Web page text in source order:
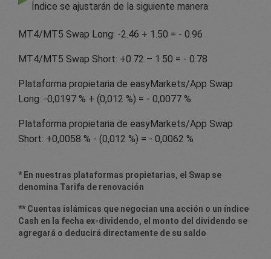
Índice se ajustarán de la siguiente manera:
MT4/MT5 Swap Long: -2.46 + 1.50 = - 0.96
MT4/MT5 Swap Short: +0.72 – 1.50 = - 0.78
Plataforma propietaria de easyMarkets/App Swap
Long: -0,0197 % + (0,012 %) = - 0,0077 %
Plataforma propietaria de easyMarkets/App Swap
Short: +0,0058 % - (0,012 %) = - 0,0062 %
* En nuestras plataformas propietarias, el Swap se
denomina Tarifa de renovación
** Cuentas islámicas que negocian una acción o un índice
Cash en la fecha ex-dividendo, el monto del dividendo se
agregará o deducirá directamente de su saldo